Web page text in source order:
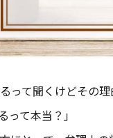
って聞くけどその
って本当？」